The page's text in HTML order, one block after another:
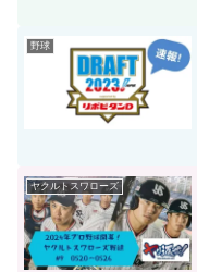
野球
ヤクルトスワローズ